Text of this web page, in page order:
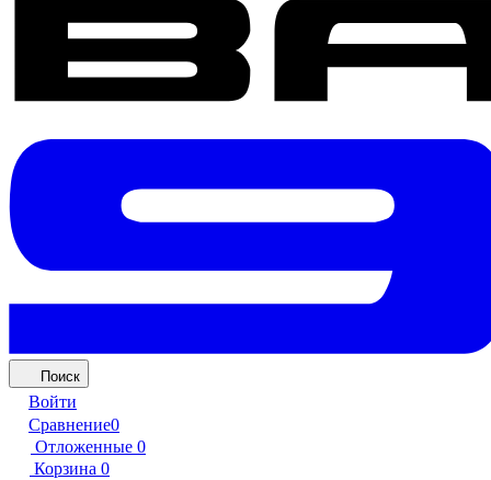
Поиск
Войти
Сравнение0
Отложенные 0
Корзина 0